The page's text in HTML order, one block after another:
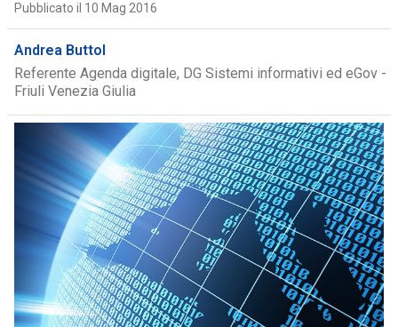
Pubblicato il 10 Mag 2016
Andrea Buttol
Referente Agenda digitale, DG Sistemi informativi ed eGov -
Friuli Venezia Giulia